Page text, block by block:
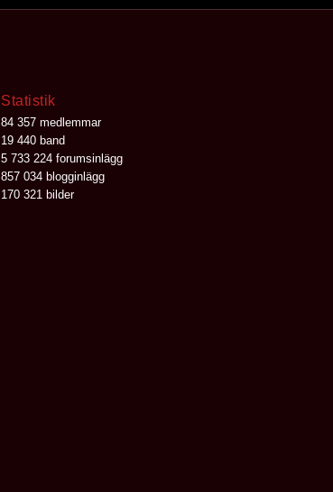
Statistik
84 357 medlemmar
19 440 band
5 733 224 forumsinlägg
857 034 blogginlägg
170 321 bilder